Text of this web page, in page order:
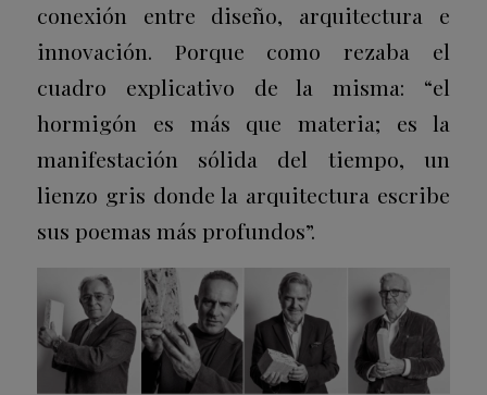
conexión entre diseño, arquitectura e
innovación. Porque como rezaba el
cuadro explicativo de la misma: “el
hormigón es más que materia; es la
manifestación sólida del tiempo, un
lienzo gris donde la arquitectura escribe
sus poemas más profundos”.